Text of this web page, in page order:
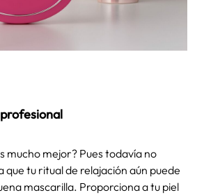
mucho mejor? Pues todavía no
que tu ritual de relajación aún puede
mascarilla. Proporciona a tu piel